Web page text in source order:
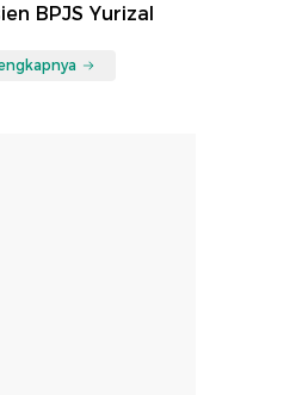
BPJS Yurizal